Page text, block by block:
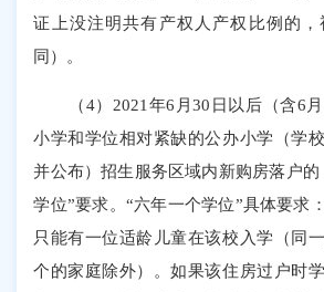
证上没注明共有产权人产权比例的
同）。
（4） 2021 年6 月30 日以后（含6 月
小学和学位相对紧缺的公办小学（学
并公布）招生服务区域内新购房落户的
学位”要求。 “六年一个学位”具体要求
只能有一位适龄儿童在该校入学（同
个的家庭除外）。如果该住房过户时